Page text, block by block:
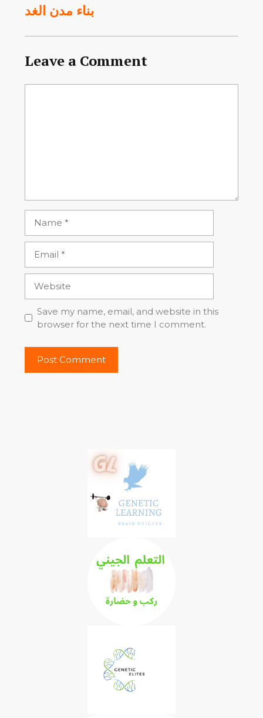
بناء مدن الغد
Leave a Comment
Save my name, email, and website in this
browser for the next time I comment.